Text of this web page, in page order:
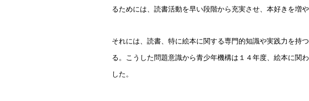
るためには、読書活動を早い段階から充実させ、本好きを増
それには、読書、特に絵本に関する専門的知識や実践力を持
る。こうした問題意識から青少年機構は１４年度、絵本に関
した。